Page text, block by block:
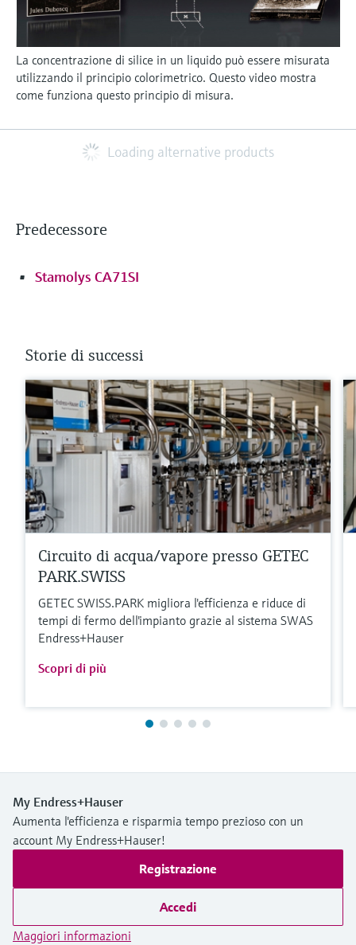
La concentrazione di silice in un liquido può essere misurata
utilizzando il principio colorimetrico. Questo video mostra
come funziona questo principio di misura.
Loading alternative products
Predecessore
Stamolys CA71SI
Storie di successi
Circuito di acqua/vapore presso GETEC
PARK.SWISS
GETEC SWISS.PARK migliora l'efficienza e riduce di
tempi di fermo dell'impianto grazie al sistema SWAS
Endress+Hauser
Scopri di più
My Endress+Hauser
Aumenta l'efficienza e risparmia tempo prezioso con un
account My Endress+Hauser!
Registrazione
Accedi
Maggiori informazioni